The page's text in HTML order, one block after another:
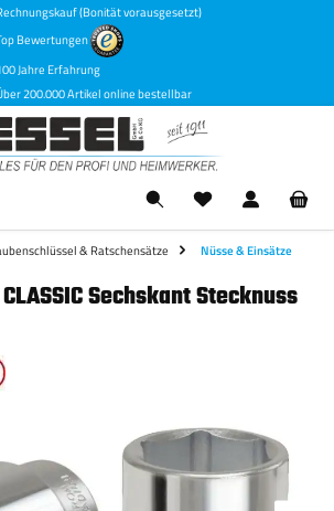
(Bonität vorausgesetzt)
Bewertungen
Jahre Erfahrung
200.000 Artikel online bestellbar
& Ratschensätze Nüsse & Einsätze
Sechskant Stecknuss